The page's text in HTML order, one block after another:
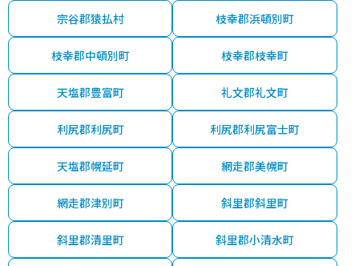
宗谷郡猿払村 枝幸郡浜頓別町
枝幸郡中頓別町 枝幸郡枝幸町
天塩郡豊富町 礼文郡礼文町
利尻郡利尻町 利尻郡利尻富士町
天塩郡幌延町 網走郡美幌町
網走郡津別町 斜里郡斜里町
斜里郡清里町 斜里郡小清水町